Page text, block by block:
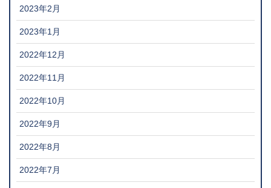
2023年2月
2023年1月
2022年12月
2022年11月
2022年10月
2022年9月
2022年8月
2022年7月